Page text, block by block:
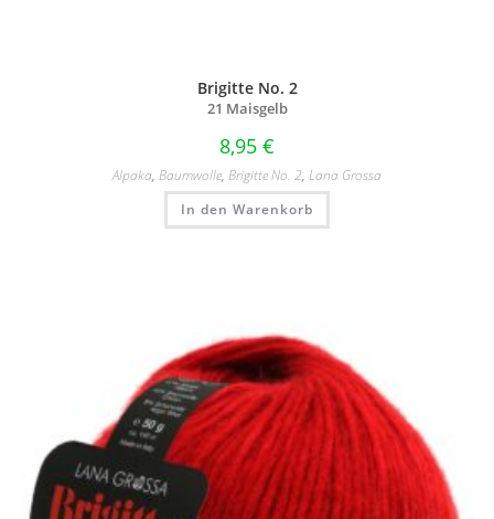
Brigitte No. 2
21 Maisgelb
8,95 €
Alpaka, Baumwolle, Brigitte No. 2, Lana Grossa
In den Warenkorb